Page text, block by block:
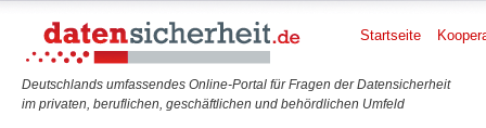
Deutschlands umfassendes Online-Portal für Fragen der Datensicherheit
im privaten, beruflichen, geschäftlichen und behördlichen Umfeld
Startseite